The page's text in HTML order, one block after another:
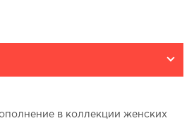
в коллекции женских